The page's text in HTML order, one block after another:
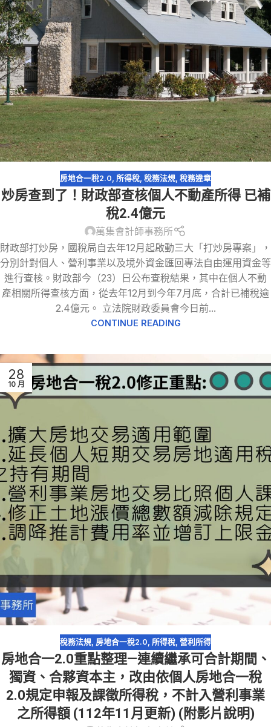
房地合一稅2.0, 所得稅, 稅務法規, 稅務違章
炒房查到了！財政部查核個人不動產所得 已補
稅2.4億元
萬集會計師事務所
財政部打炒房，國稅局自去年12月起啟動三大「打炒房專案」，
分別針對個人、營利事業以及境外資金匯回專法自由運用資金等
進行查核。財政部今（23）日公布查稅結果，其中在個人不動
產相關所得查核方面，從去年12月到今年7月底，合計已補稅逾
2.4億元。 立法院財政委員會今日前...
CONTINUE READING
28
10 月
稅務法規 房地合一稅2.0 所得稅 營利所得
房地合一2.0重點整理—連續繼承可合計期間、
獨資、合夥資本主，改由依個人房地合一稅
2.0規定申報及課徵所得稅，不計入營利事業
之所得額 (112年11月更新) (附影片說明)